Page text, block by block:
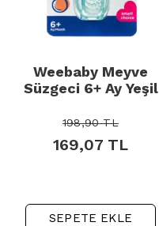
Weebaby Meyve
Süzgeci 6+ Ay Yeşil
198,90TL
169,07 TL
SEPETE EKLE